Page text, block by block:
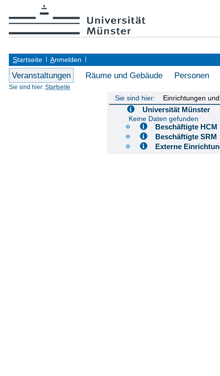
Startseite Anmelden
Veranstaltungen Räume und Gebäude Personen
Sie sind hier: Startseite
Sie sind hier: Einrichtungen
Universität Münster
Keine Daten gefunden
Beschäftigte
Beschäftigte
Externe